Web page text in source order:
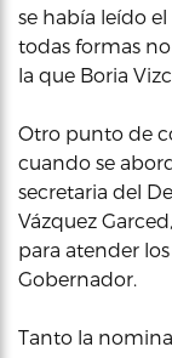
se había leído
todas formas
la que Boria
Otro punto de
cuando se
secretaria del
Vázquez
para atender
Gobernador.
Tanto la